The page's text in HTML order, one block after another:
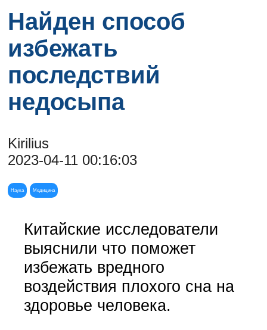
Найден способ
избежать
последствий
недосыпа
Kirilius
2023-04-11 00:16:03
Наука Медицина
Китайские исследователи
выяснили что поможет
избежать вредного
воздействия плохого сна на
здоровье человека.